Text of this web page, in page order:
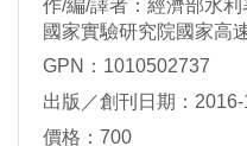
作/編/譯者：經濟部水
國家實驗研究院國家高
GPN：1010502737
出版／創刊日期：2016-
價格：700